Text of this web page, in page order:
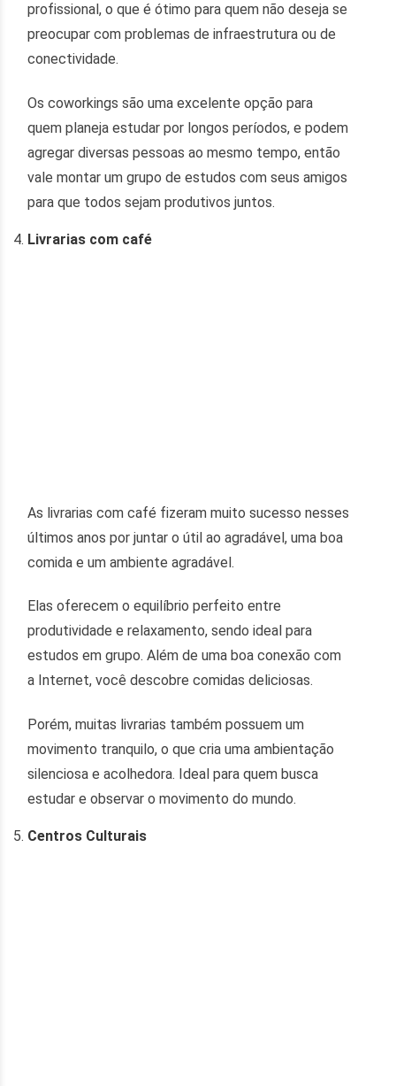
profissional, o que é ótimo para quem não deseja se
preocupar com problemas de infraestrutura ou de
conectividade.
Os coworkings são uma excelente opção para
quem planeja estudar por longos períodos, e podem
agregar diversas pessoas ao mesmo tempo, então
vale montar um grupo de estudos com seus amigos
para que todos sejam produtivos juntos.
Livrarias com café
As livrarias com café fizeram muito sucesso nesses
últimos anos por juntar o útil ao agradável, uma boa
comida e um ambiente agradável.
Elas oferecem o equilíbrio perfeito entre
produtividade e relaxamento, sendo ideal para
estudos em grupo. Além de uma boa conexão com
a Internet, você descobre comidas deliciosas.
Porém, muitas livrarias também possuem um
movimento tranquilo, o que cria uma ambientação
silenciosa e acolhedora. Ideal para quem busca
estudar e observar o movimento do mundo.
Centros Culturais